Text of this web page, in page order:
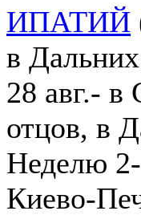
ИПАТИЙ
в
28 авг.-
отцов, в
Неделю
Киево-